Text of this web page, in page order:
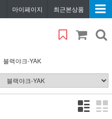
마이페이지 최근본상품
블랙야크-YAK